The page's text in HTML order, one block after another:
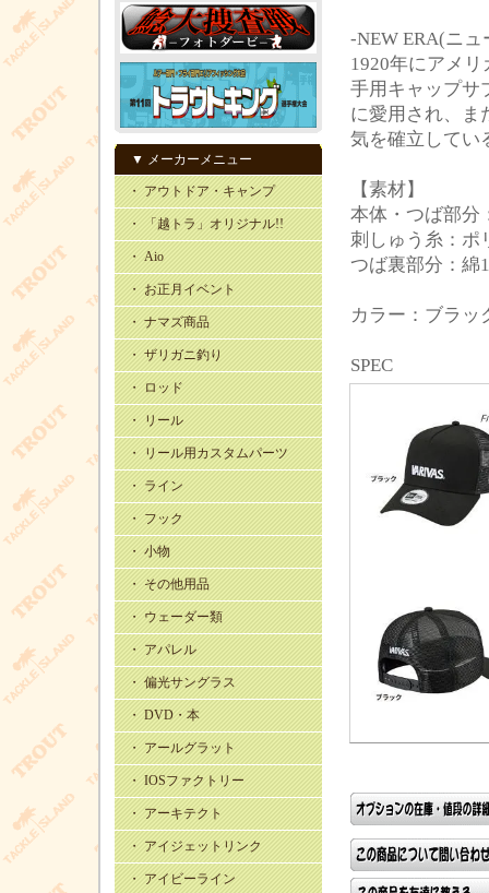
▼ メーカーメニュー
・ アウトドア・キャンプ
・ 「越トラ」オリジナル!!
・ Aio
・ お正月イベント
・ ナマズ商品
・ ザリガニ釣り
・ ロッド
・ リール
・ リール用カスタムパーツ
・ ライン
・ フック
・ 小物
・ その他用品
・ ウェーダー類
・ アパレル
・ 偏光サングラス
・ DVD・本
・ アールグラット
・ IOSファクトリー
・ アーキテクト
・ アイジェットリンク
・ アイビーライン
-NEW ERA(ニ
1920年にアメ
手用キャップサ
に愛用され、ま
気を確立してい
【素材】
本体・つば部分
刺しゅう糸：ポ
つば裏部分：綿
カラー：ブラッ
SPEC